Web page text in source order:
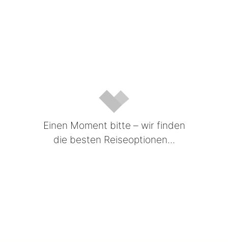
Einen Moment bitte – wir finden
die besten Reiseoptionen...